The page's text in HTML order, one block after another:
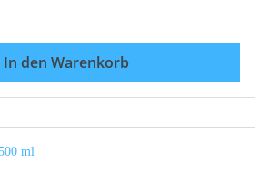
hell 570 reinigt, schützt und
entfernt mühelos Wasser-
die behandelten Oberflächen sind
und gepflegt. Einsatzgebiet:
In den Warenkorb